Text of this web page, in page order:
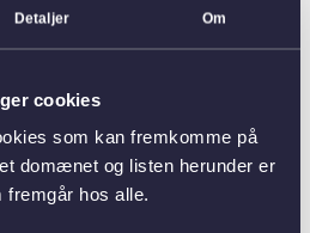
Detaljer Om
cookies
som kan fremkomme på
domænet og listen herunder er
hos alle.